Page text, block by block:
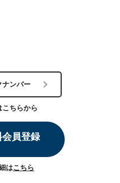
ナンバー
ちらから
会員登録
はこちら